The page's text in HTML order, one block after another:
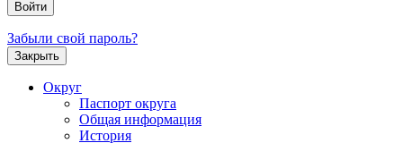
Забыли свой пароль?
Закрыть
Округ
Паспорт округа
Общая информация
История